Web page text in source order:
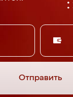
Отправить